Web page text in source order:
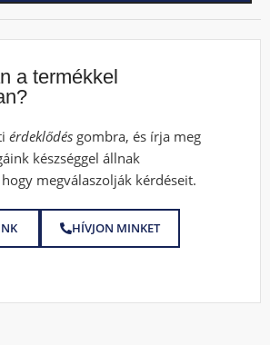
a termékkel
érdeklődés gombra, és írja meg
készséggel állnak
megválaszolják kérdéseit.
HÍVJON MINKET